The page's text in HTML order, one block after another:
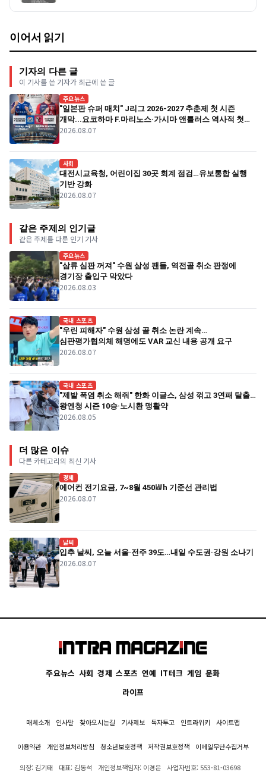
이어서 읽기
기자의 다른 글
이 기사를 쓴 기자가 최근에 쓴 글
주요뉴스
"일본판 슈퍼 매치" J리그 2026-2027 추춘제 첫 시즌
개막...요코하마 F.마리노스·가시마 앤틀러스 역사적 첫
경기
2026.08.07
사회
대전시교육청, 어린이집 30곳 회계 점검…유보통합 실행
기반 강화
2026.08.07
같은 주제의 인기글
같은 주제를 다룬 인기 기사
주요뉴스
"삼류 심판 꺼져" 수원 삼성 팬들, 역전골 취소 판정에
경기장 출입구 막았다
2026.08.03
국내 스포츠
"우린 피해자" 수원 삼성 골 취소 논란 계속…
심판평가협의체 해명에도 VAR 교신 내용 공개 요구
2026.08.07
국내 스포츠
"제발 폭염 취소 해줘" 한화 이글스, 삼성 꺾고 3연패 탈출…
왕옌청 시즌 10승·노시환 맹활약
2026.08.05
더 많은 이슈
다른 카테고리의 최신 기사
경제
에어컨 전기요금, 7~8월 450㎾h 기준선 관리법
2026.08.07
날씨
입추 날씨, 오늘 서울·전주 39도…내일 수도권·강원 소나기
2026.08.07
주요뉴스 사회 경제 스포츠 연예 IT테크 게임 문화
라이프
매체소개 인사말 찾아오시는길 기사제보 독자투고 인트라위키 사이트맵
이용약관 개인정보처리방침 청소년보호정책 저작권보호정책 이메일무단수집거부
의장: 김기태 대표: 김동석 개인정보책임자: 이경은
사업자번호: 553-81-03698